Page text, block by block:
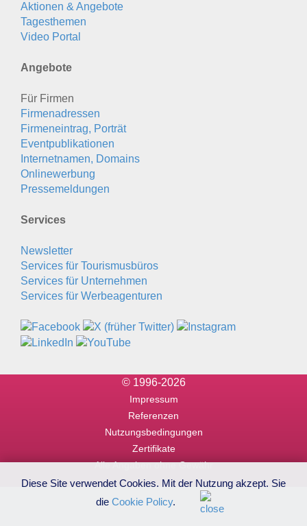
Aktionen & Angebote
Tagesthemen
Video Portal
Angebote
Für Firmen
Firmenadressen
Firmeneintrag, Porträt
Eventpublikationen
Internetnamen, Domains
Onlinewerbung
Pressemeldungen
Services
Newsletter
Services für Tourismusbüros
Services für Unternehmen
Services für Werbeagenturen
© 1996-2026
Impressum
Referenzen
Nutzungsbedingungen
Zertifikate
Alle Angaben ohne Gewähr
Diese Site verwendet Cookies. Mit der Nutzung akzept. Sie
die Cookie Policy.